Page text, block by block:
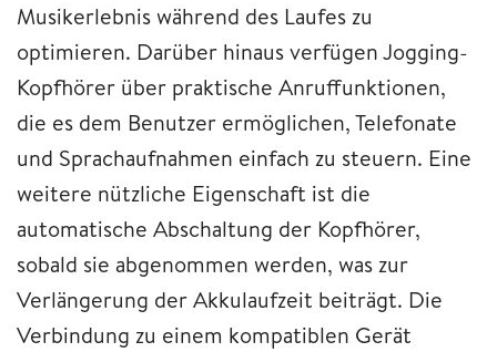
Musikerlebnis während des Laufes zu
optimieren. Darüber hinaus verfügen Jogging-
Kopfhörer über praktische Anruffunktionen,
die es dem Benutzer ermöglichen, Telefonate
und Sprachaufnahmen einfach zu steuern. Eine
weitere nützliche Eigenschaft ist die
automatische Abschaltung der Kopfhörer,
sobald sie abgenommen werden, was zur
Verlängerung der Akkulaufzeit beiträgt. Die
Verbindung zu einem kompatiblen Gerät